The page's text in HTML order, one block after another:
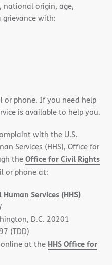
national origin, age,
with:
or phone. If you need help
is available to help you.
with the U.S.
Services (HHS), Office for
theOffice for Civil Rights
or phone at:
Services (HHS)
D.C. 20201
(TDD)
at the HHS Office for